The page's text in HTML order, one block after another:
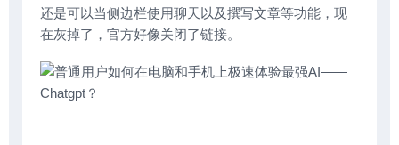
还是可以当侧边栏使用聊天以及撰写文章等功能，现
在灰掉了，官方好像关闭了链接。